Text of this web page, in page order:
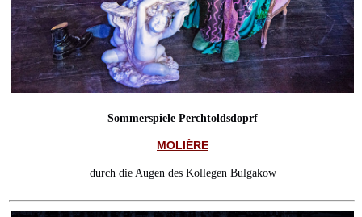
Sommerspiele Perchtoldsdoprf
MOLIÈRE
durch die Augen des Kollegen Bulgakow